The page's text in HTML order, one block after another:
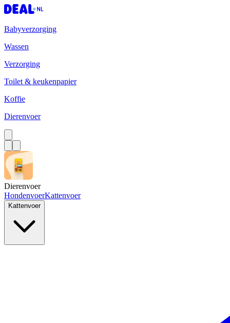
Babyverzorging
Wassen
Verzorging
Toilet & keukenpapier
Koffie
Dierenvoer
Dierenvoer
HondenvoerKattenvoer
Kattenvoer